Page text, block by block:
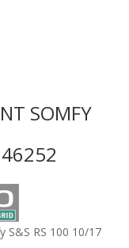
SOMFY
S&S RS 100 10/17